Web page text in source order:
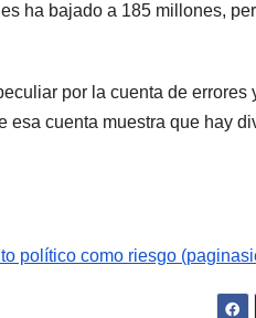
ha bajado a 185 millones,
por la cuenta de errores
cuenta muestra que hay
político como riesgo